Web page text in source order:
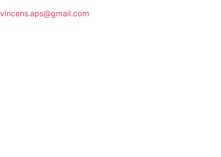
vincens.aps@gmail.com